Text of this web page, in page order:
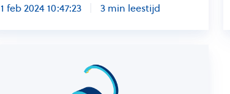
1 feb 2024 10:47:23 3 min leestijd